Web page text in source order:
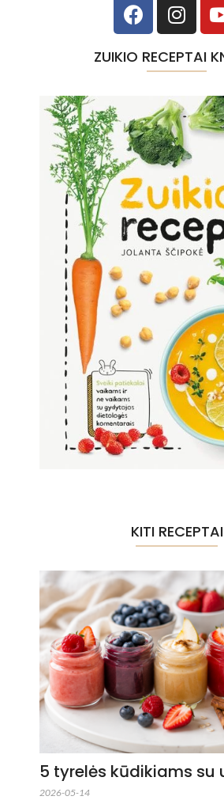
ZUIKIO RECEPTAI
KITI RECEPTAI
5 tyrelės kūdikiams su
2026-05-14